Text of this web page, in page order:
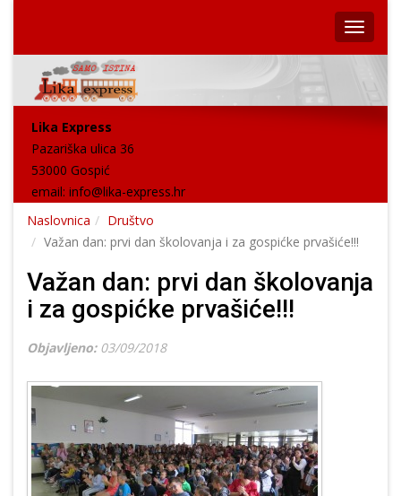
Lika Express
Pazariška ulica 36
53000 Gospić
email: info@lika-express.hr
Naslovnica
Društvo
Važan dan: prvi dan školovanja i za gospićke prvašiće!!!
Važan dan: prvi dan školovanja
i za gospićke prvašiće!!!
Objavljeno: 03/09/2018